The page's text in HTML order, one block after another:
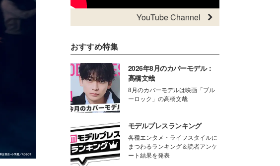
YouTube Channel
おすすめ特集
2026年8月のカバーモデル：
高橋文哉
8月のカバーモデルは映画「ブル
ーロック」の高橋文哉
モデルプレスランキング
各種エンタメ・ライフスタイルに
まつわるランキング＆読者アンケ
ート結果を発表